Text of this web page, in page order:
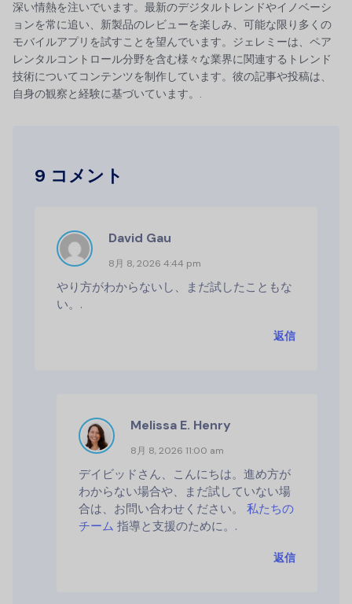
深い情熱を注いでいます。最新のデジタルトレンドやイノベーシ
ョンを常に追い、新製品のレビューを楽しみ、可能な限り多くの
モバイルアプリを試すことを望んでいます。ジェレミーは、ペア
レンタルコントロール分野を含む様々な業界に関連するトレンド
技術についてコンテンツを制作しています。彼の記事や投稿は、
自身の観察と経験に基づいています。.
9 コメント
David Gau
8月 8, 2026 4:44 pm
やり方がわからないし、まだ試したこともな
い。.
返信
Melissa E. Henry
8月 8, 2026 11:00 am
デイビッドさん、こんにちは。進め方が
わからない場合や、まだ試していない場
合は、お問い合わせください。 私たちの
チーム 指導と支援のために。.
返信